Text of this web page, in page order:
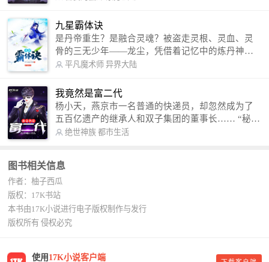
信公众号：善良的蜜蜂后援会）
九星霸体诀
是丹帝重生？是融合灵魂？被盗走灵根、灵血、灵
骨的三无少年——龙尘，凭借着记忆中的炼丹神
术，修行神秘功法九星霸体诀，拨开重重迷雾，解
勾搭各色美女，镇压恶鬼邪神。 江湖传闻：龙
尘一到，地吼天啸。龙尘一出，鬼泣神哭。 本
故事纯属虚构，如有雷同，那就是真事儿，想要对
号入座，抓紧时间进群：487963015 微信公众号：
平凡魔术师,或者搜索：pingfanmoshushi1982,公众
平凡魔术师 异界大陆
我竟然是富二代
杨小天，燕京市一名普通的快递员，却忽然成为了
五百亿遗产的继承人和双子集团的董事长…… “秘
书，给我定制一套百亿富翁的吃喝住行标准！” “好
呢？” “回杨总，开车太堵，已经给你安排了直升
机。” 从此，开启杨小天的百亿富翁之旅，只有他不
敢想的，没有秘书办不到的。
绝世神族 都市生活
图书相关信息
作者：柚子西瓜
版权：17K书站
本书由17K小说进行电子版权制作与发行
版权所有 侵权必究
使用 17K小说客户端